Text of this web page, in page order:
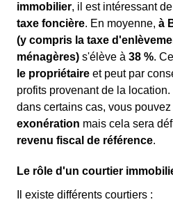
immobilier, il est intéressant
taxe foncière. En moyenne, à
(y compris la taxe
ménagères) s'élève à 38 %.
le propriétaire et peut par
profits provenant de la
dans certains cas, vous
exonération mais cela sera
revenu fiscal de référence.
Le rôle d'un courtier
Il existe différents courtiers :